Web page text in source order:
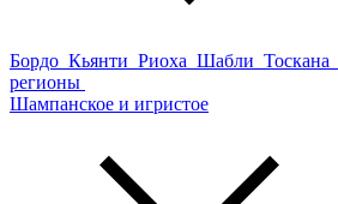
Бордо Кьянти Риоха Шабли Тоскана
регионы
Шампанское и игристое